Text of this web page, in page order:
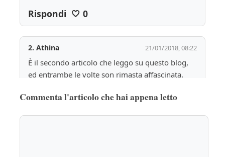
Rispondi 🤍 0
2. Athina 21/01/2018, 08:22
È il secondo articolo che leggo su questo blog,
ed entrambe le volte son rimasta affascinata.
e molto molto interessante:io son giovanissima
Commenta l'articolo che hai appena letto